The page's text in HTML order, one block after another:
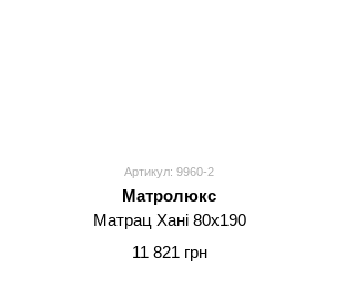
Артикул: 9960-2
Матролюкс
Матрац Хані 80x190
11 821 грн